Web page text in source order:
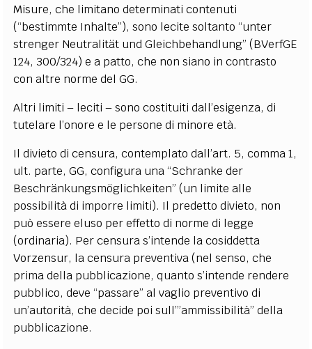
Misure, che limitano determinati contenuti
(“bestimmte Inhalte”), sono lecite soltanto “unter
strenger Neutralität und Gleichbehandlung” (BVerfGE
124, 300/324) e a patto, che non siano in contrasto
con altre norme del GG.
Altri limiti – leciti – sono costituiti dall’esigenza, di
tutelare l’onore e le persone di minore età.
Il divieto di censura, contemplato dall’art. 5, comma 1,
ult. parte, GG, configura una “Schranke der
Beschränkungsmöglichkeiten” (un limite alle
possibilità di imporre limiti). Il predetto divieto, non
può essere eluso per effetto di norme di legge
(ordinaria). Per censura s’intende la cosiddetta
Vorzensur, la censura preventiva (nel senso, che
prima della pubblicazione, quanto s’intende rendere
pubblico, deve “passare” al vaglio preventivo di
un’autorità, che decide poi sull’”ammissibilità” della
pubblicazione.